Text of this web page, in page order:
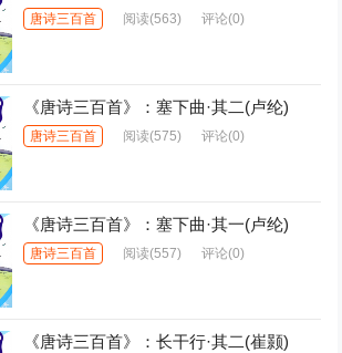
唐诗三百首 阅读(563) 评论(0)
《唐诗三百首》：塞下曲·其二(卢纶)
唐诗三百首 阅读(575) 评论(0)
《唐诗三百首》：塞下曲·其一(卢纶)
唐诗三百首 阅读(557) 评论(0)
《唐诗三百首》：长干行·其二(崔颢)